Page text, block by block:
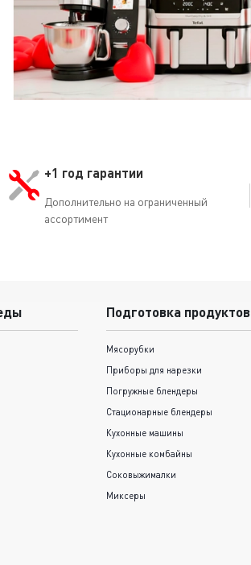
+1 год гарантии
Дополнительно на ограниченный
ассортимент
Подготовка продуктов
Мясорубки
Приборы для нарезки
Погружные блендеры
Стационарные блендеры
Кухонные машины
Кухонные комбайны
Соковыжималки
Миксеры